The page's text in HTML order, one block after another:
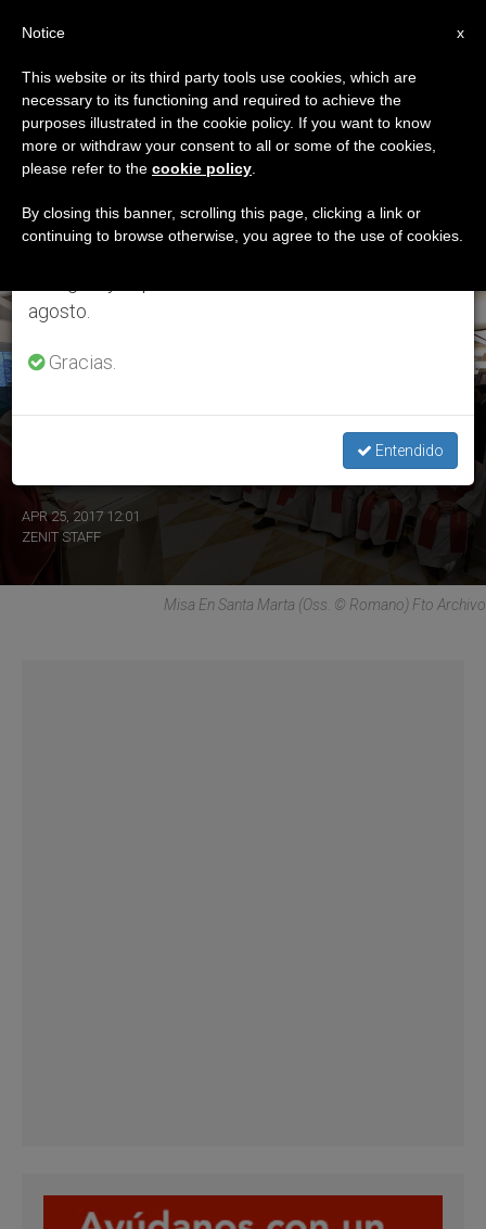
ETIQUETA
Posts Tagged ‘santa
Marta 25 Abril 2017’
ÚLTIMAS NOTICIAS
El Papa en Sta. Marta: el Evangelio no se impone se predica
APR 25, 2017 12:01
ZENIT STAFF
Misa En Santa Marta (Oss. © Romano) Fto Archivo
×
Aviso importante
Del 27 de julio al 7 de agosto haremos la pausa
anual, aprovechando que en el periodo de verano
se generan menos informaciones y también el
agosto.
Gracias.
Entendido
x
Notice
This website or its third party tools use cookies, which are
necessary to its functioning and required to achieve the
purposes illustrated in the cookie policy. If you want to know
more or withdraw your consent to all or some of the cookies,
please refer to the cookie policy
By closing this banner, scrolling this page, clicking a link or
continuing to browse otherwise, you agree to the use of cookies.